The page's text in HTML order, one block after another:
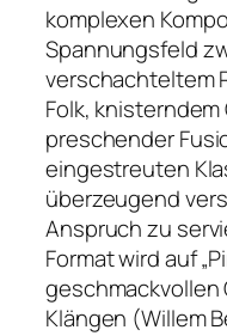
komplexen
Spannungsfeld
verschachteltem
Folk,
preschender
eingestreuten
überzeugend
Anspruch zu
Format wird auf
geschmackvollen
Klängen (Willem